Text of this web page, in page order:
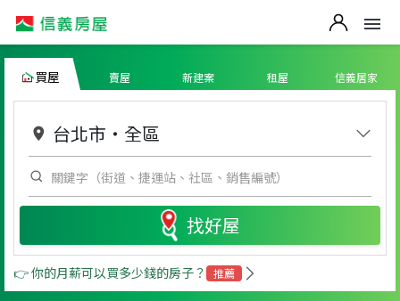
買屋 賣屋 新建案 租屋 信義居家
台北市 ・ 全區
找好屋
👉 你的月薪可以買多少錢的房子？ 推薦